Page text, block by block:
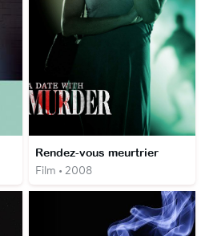
Rendez-vous meurtrier
Film • 2008